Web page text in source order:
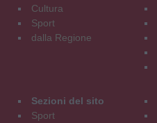
Cultura
Sport
dalla Regione
Sezioni del sito
Sport